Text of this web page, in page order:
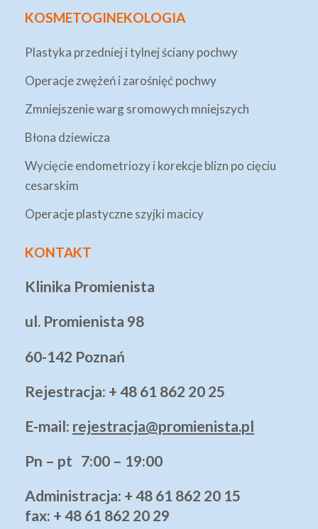
KOSMETOGINEKOLOGIA
Plastyka przedniej i tylnej ściany pochwy
Operacje zwężeń i zarośnięć pochwy
Zmniejszenie warg sromowych mniejszych
Błona dziewicza
Wycięcie endometriozy i korekcje blizn po cięciu
cesarskim
Operacje plastyczne szyjki macicy
KONTAKT
Klinika Promienista
ul. Promienista 98
60-142 Poznań
Rejestracja: + 48 61 862 20 25
E-mail: rejestracja@promienista.pl
Pn – pt 7:00 – 19:00
Administracja: + 48 61 862 20 15
fax: + 48 61 862 20 29